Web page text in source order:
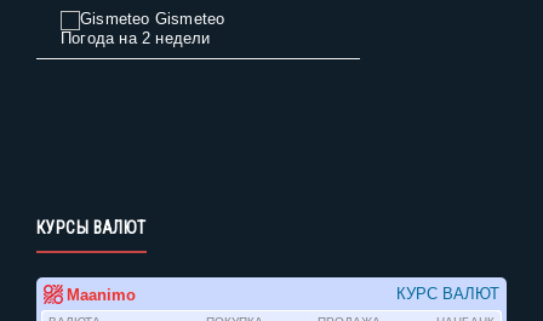
Gismeteo
Погода на 2 недели
КУРСЫ ВАЛЮТ